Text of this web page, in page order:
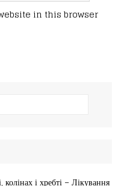
in this browser
і хребті – Лікування